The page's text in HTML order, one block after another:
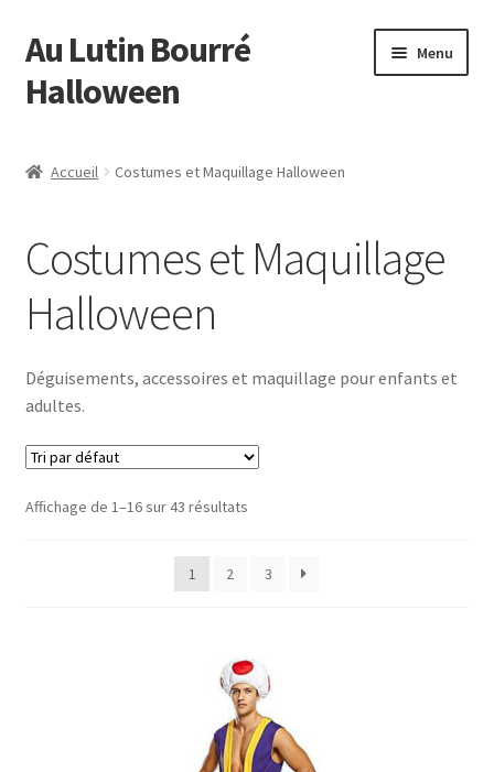
Aller
à
la
Aller
au
contenu
Au Lutin Bourré
Halloween
Menu
Blog
Boutique
Commande
Accueil Costumes et Maquillage Halloween
Costumes et Maquillage
Halloween
Déguisements, accessoires et maquillage pour enfants et
adultes.
Affichage de 1–16 sur 43 résultats
1 2 3